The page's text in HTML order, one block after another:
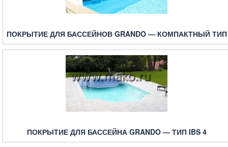
ПОКРЫТИЕ ДЛЯ БАССЕЙНОВ GRANDO — КОМПАКТНЫЙ ТИП
ПОКРЫТИЕ ДЛЯ БАССЕЙНА GRANDO — ТИП IBS 4